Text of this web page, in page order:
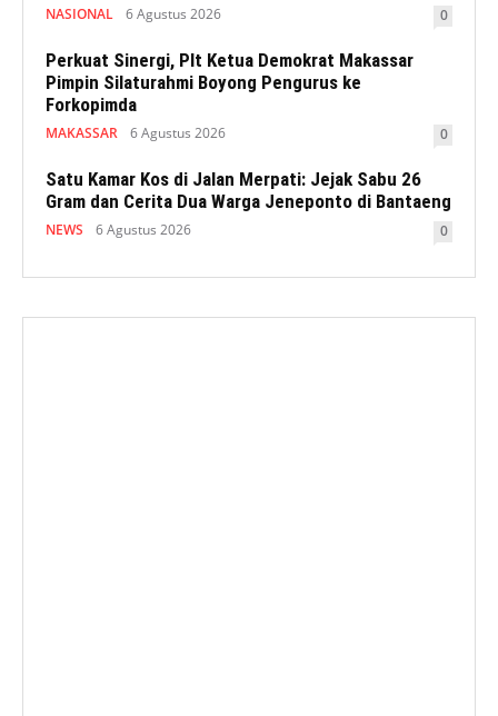
NASIONAL 6 Agustus 2026 0
Perkuat Sinergi, Plt Ketua Demokrat Makassar
Pimpin Silaturahmi Boyong Pengurus ke
Forkopimda
MAKASSAR 6 Agustus 2026 0
Satu Kamar Kos di Jalan Merpati: Jejak Sabu 26
Gram dan Cerita Dua Warga Jeneponto di Bantaeng
NEWS 6 Agustus 2026 0